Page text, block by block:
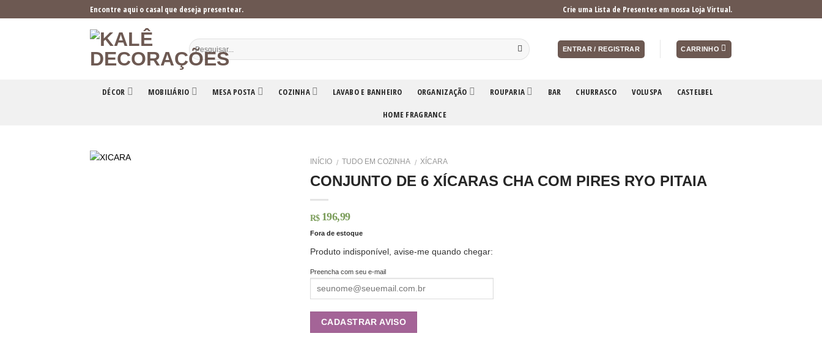
to
Encontre aqui o casal que deseja presentear. Crie uma Lista de Presentes em nossa Loja Virtual.
ENTRAR / REGISTRAR CARRINHO
DÉCOR MOBILIÁRIO MESA POSTA COZINHA LAVABO E BANHEIRO ORGANIZAÇÃO ROUPARIA BAR CHURRASCO VOLUSPA CASTELBEL
HOME FRAGRANCE
INÍCIO / TUDO EM COZINHA / XÍCARA
CONJUNTO DE 6 XÍCARAS CHA COM PIRES RYO PITAIA
R$ 196,99
Fora de estoque
Produto indisponível, avise-me quando chegar:
Preencha com seu e-mail